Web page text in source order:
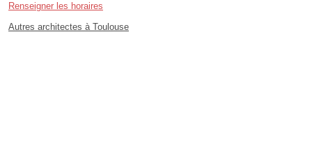
Renseigner les horaires
Autres architectes à Toulouse